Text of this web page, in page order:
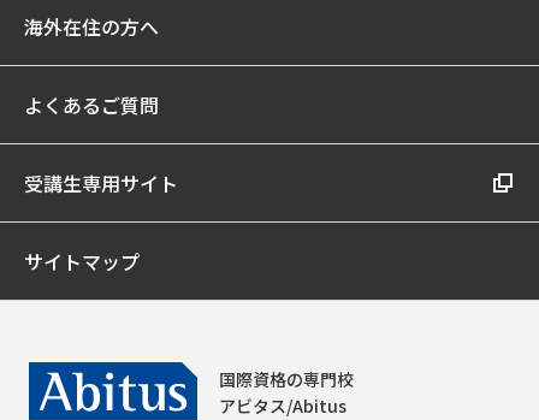
海外在住の方へ
よくあるご質問
受講生専用サイト
サイトマップ
国際資格の専門校
アビタス/Abitus